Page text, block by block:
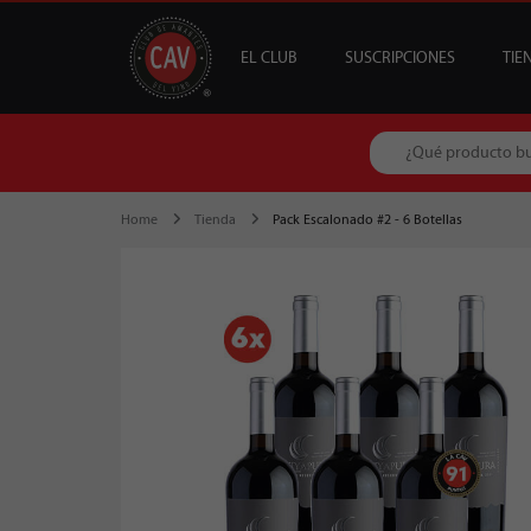
EL CLUB SUSCRIPCIONES
Home Tienda Pack Escalonado #2 - 6 Botellas